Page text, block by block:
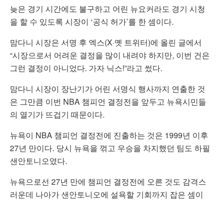
늦은 경기 시간에도 불구하고 어린 뉴요커라도 경기 시청
을 할 수 있도록 시장이 ‘공식 허가’를 한 셈이다.
맘다니 시장은 서명 후 엑스(X·옛 트위터)에 올린 글에서
“시장으로서 어려운 결정을 많이 내려야 하지만, 이번 건은
그런 결정이 아니었다. 가자 닉스!”라고 썼다.
맘다니 시장이 장난기가 어린 서명식 행사까지 연출한 것
은 그만큼 이번 NBA 챔피언 결정전을 앞두고 뉴욕시민들
의 열기가 뜨겁기 때문이다.
뉴욕이 NBA 챔피언 결정전에 진출하는 것은 1999년 이후
27년 만이다. 당시 뉴욕을 꺾고 우승을 차지했던 팀도 하필
샌안토니오였다.
뉴욕으로선 27년 만에 챔피언 결정전에 오른 것도 감격스
러운데 나아가 샌안토니오에 설욕할 기회까지 잡은 셈이